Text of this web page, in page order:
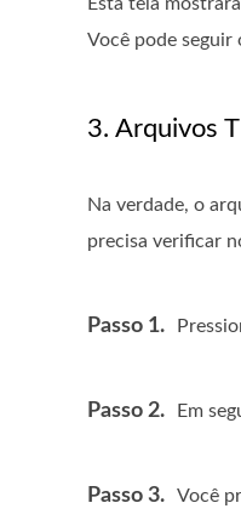
Você pode seguir
3. Arquivos
Na verdade, o
precisa verificar
Passo 1.
Passo 2. Em
Passo 3.
Você